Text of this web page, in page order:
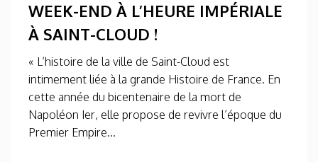
WEEK-END À L’HEURE IMPÉRIALE
À SAINT-CLOUD !
« L’histoire de la ville de Saint-Cloud est
intimement liée à la grande Histoire de France. En
cette année du bicentenaire de la mort de
Napoléon Ier, elle propose de revivre l’époque du
Premier Empire...